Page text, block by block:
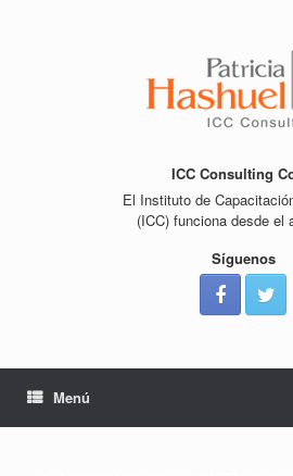
ICC Consulting
El Instituto de
(ICC) funciona desde el
Síguenos
Menú